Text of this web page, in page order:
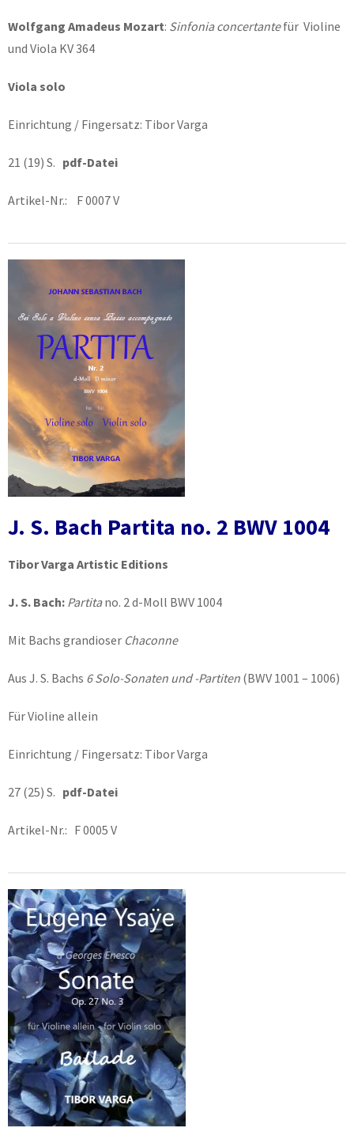
Wolfgang Amadeus Mozart: Sinfonia concertantefür Violine
und Viola KV 364
Viola solo
Einrichtung / Fingersatz: Tibor Varga
21 (19) S. pdf-Datei
Artikel-Nr.: F 0007 V
J. S. Bach Partita no. 2 BWV 1004
Tibor Varga Artistic Editions
J. S. Bach: Partitano. 2 d-Moll BWV 1004
Mit Bachs grandioser Chaconne
Aus J. S. Bachs 6 Solo-Sonaten und -Partiten (BWV 1001 – 1006)
Für Violine allein
Einrichtung / Fingersatz: Tibor Varga
27 (25) S. pdf-Datei
Artikel-Nr.: F 0005 V